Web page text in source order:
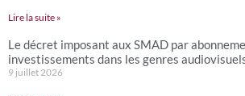
Lire la suite »
Le décret imposant aux SMAD par
investissements dans les genres
9 juillet 2026